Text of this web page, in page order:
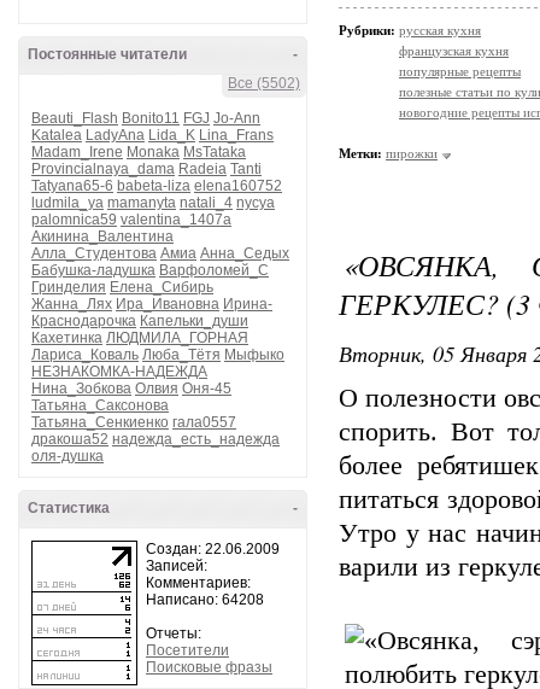
-
Постоянные читатели
Все (5502)
Beauti_Flash Bonito11 FGJ Jo-Ann
Katalea LadyAna Lida_K Lina_Frans
Madam_Irene Monaka MsTataka
Provincialnaya_dama Radeia Tanti
Tatyana65-6 babeta-liza elena160752
ludmila_ya mamanyta natali_4 nycya
palomnica59 valentina_1407a
Акинина_Валентина
Алла_Студентова Амиа Анна_Седых
Бабушка-ладушка Варфоломей_С
Гринделия Елена_Сибирь
Жанна_Лях Ира_Ивановна Ирина-
Краснодарочка Капельки_души
Кахетинка ЛЮДМИЛА_ГОРНАЯ
Лариса_Коваль Люба_Тётя Мыфыко
НЕЗНАКОМКА-НАДЕЖДА
Нина_Зобкова Олвия Оня-45
Татьяна_Саксонова
Татьяна_Сенкиенко гала0557
дракоша52 надежда_есть_надежда
оля-душка
-
Статистика
Создан: 22.06.2009
Записей:
Комментариев:
Написано: 64208
Отчеты:
Посетители
Поисковые фразы
Рубрики: русская кухня
французская кухня
популярные рецепты
полезные статьи по
новогодние рецепты
Метки: пирожки
ГЕРКУЛЕС?
Вторник, 05 Января
О полезности
спорить. Вот
более
питаться
Утро у нас
варили из